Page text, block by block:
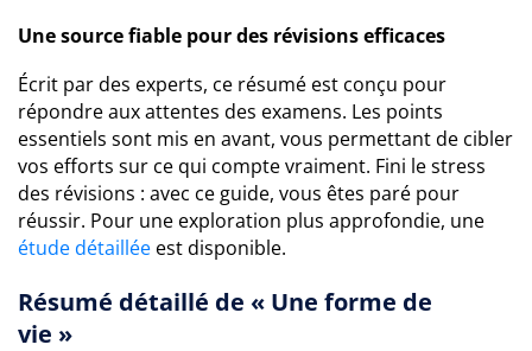
Une source fiable pour des révisions efficaces
Écrit par des experts, ce résumé est conçu pour
répondre aux attentes des examens. Les points
essentiels sont mis en avant, vous permettant de cibler
vos efforts sur ce qui compte vraiment. Fini le stress
des révisions : avec ce guide, vous êtes paré pour
réussir. Pour une exploration plus approfondie, une
étude détaillée est disponible.
Résumé détaillé de « Une forme de
vie »